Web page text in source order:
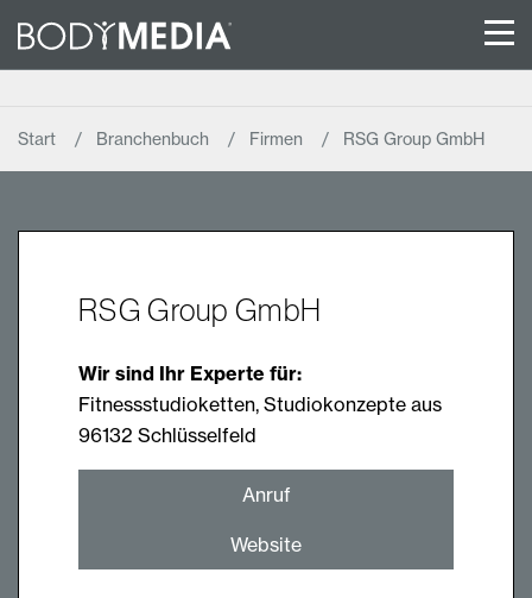
Start Branchenbuch Firmen RSG Group GmbH
RSG Group GmbH
Wir sind Ihr Experte für:
Fitnessstudioketten, Studiokonzepte aus
96132 Schlüsselfeld
Anruf
Website